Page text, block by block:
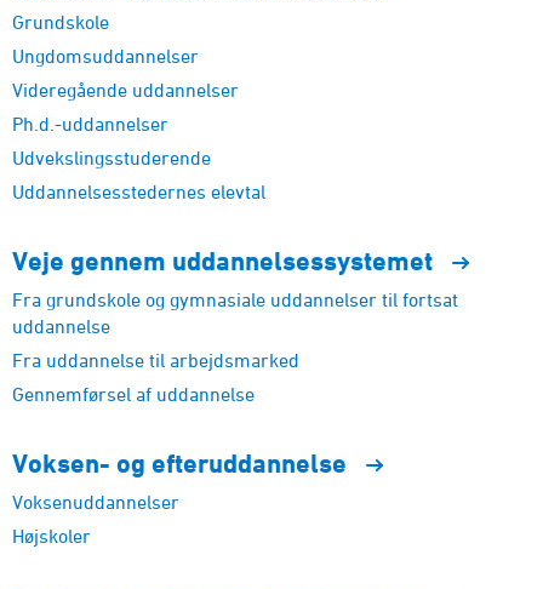
Grundskole
Ungdomsuddannelser
Videregående uddannelser
Ph.d.-uddannelser
Udvekslingsstuderende
Uddannelsesstedernes elevtal
Veje gennem uddannelsessystemet
Fra grundskole og gymnasiale uddannelser til fortsat
uddannelse
Fra uddannelse til arbejdsmarked
Gennemførsel af uddannelse
Voksen- og efteruddannelse
Voksenuddannelser
Højskoler